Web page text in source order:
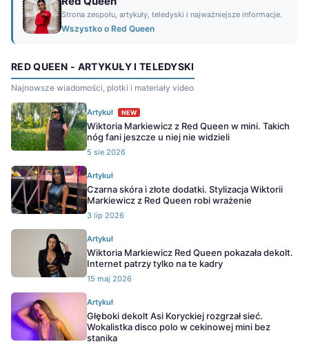
Strona zespołu, artykuły, teledyski i najważniejsze informacje.
Wszystko o Red Queen
RED QUEEN - ARTYKUŁY I TELEDYSKI
Najnowsze wiadomości, plotki i materiały video
Artykuł NEW
Wiktoria Markiewicz z Red Queen w mini. Takich
nóg fani jeszcze u niej nie widzieli
5 sie 2026
Artykuł
Czarna skóra i złote dodatki. Stylizacja Wiktorii
Markiewicz z Red Queen robi wrażenie
3 lip 2026
Artykuł
Wiktoria Markiewicz Red Queen pokazała dekolt.
Internet patrzy tylko na te kadry
15 maj 2026
Artykuł
Głęboki dekolt Asi Koryckiej rozgrzał sieć.
Wokalistka disco polo w cekinowej mini bez
stanika